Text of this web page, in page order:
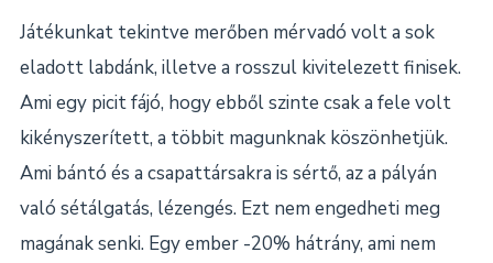
Játékunkat tekintve merőben mérvadó volt a sok
eladott labdánk, illetve a rosszul kivitelezett finisek.
Ami egy picit fájó, hogy ebből szinte csak a fele volt
kikényszerített, a többit magunknak köszönhetjük.
Ami bántó és a csapattársakra is sértő, az a pályán
való sétálgatás, lézengés. Ezt nem engedheti meg
magának senki. Egy ember -20% hátrány, ami nem